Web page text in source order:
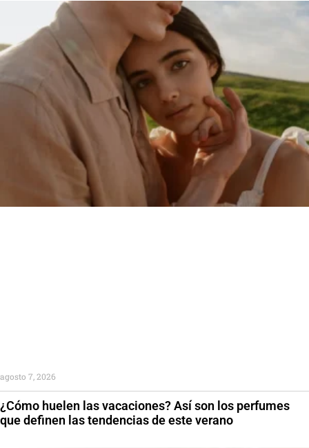
¿Cómo huelen las vacaciones? Así son los perfumes
que definen las tendencias de este verano
agosto 7, 2026